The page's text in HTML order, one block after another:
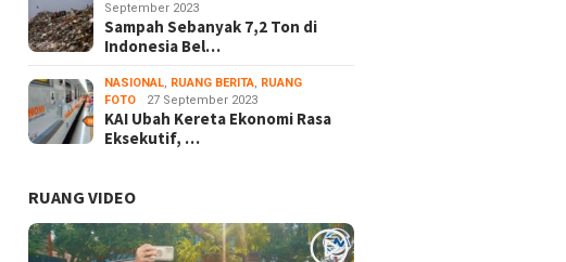
September 2023
Sampah Sebanyak 7,2 Ton di
Indonesia Bel…
NASIONAL, RUANG BERITA, RUANG
FOTO
27 September 2023
KAI Ubah Kereta Ekonomi Rasa
Eksekutif, …
RUANG VIDEO